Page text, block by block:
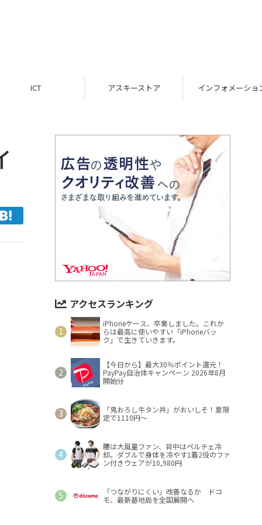
アスキーストア インフォメーション
アクセスランキング
iPhoneケース、卒業しました。これか
らは最高に使いやすい「iPhoneバッ
ク」で生きていきます。
【今日から】最大30％ポイント還元！
PayPay自治体キャンペーン 2026年8月
開始分
「鬼おろし牛タン丼」がおいしそ！夏限
定で1110円～
腰は大風量ファン、背中はペルチェ冷
却。ダブルで身体を冷やす1着2役のファ
ン付きウェアが10,980円
「つながりにくい」改善なるか ドコ
モ、最新基地局を全国展開へ